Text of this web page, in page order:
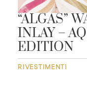
“ALGAS”
INLAY –
EDITION
RIVESTIMENTI